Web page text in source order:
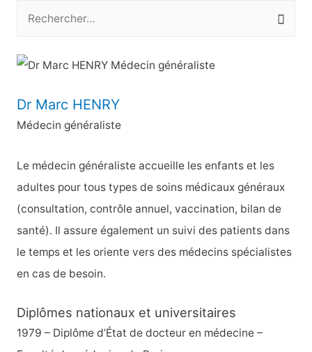
c
e
r
h
e
r
:
Dr Marc HENRY
Médecin généraliste
Le médecin généraliste accueille les enfants et les
adultes pour tous types de soins médicaux généraux
(consultation, contrôle annuel, vaccination, bilan de
santé). Il assure également un suivi des patients dans
le temps et les oriente vers des médecins spécialistes
en cas de besoin.
Diplômes nationaux et universitaires
1979 – Diplôme d’État de docteur en médecine –